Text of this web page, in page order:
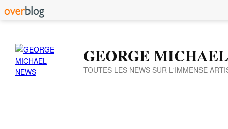
GEORGE
TOUTES LES NEWS SUR L'IMMENSE